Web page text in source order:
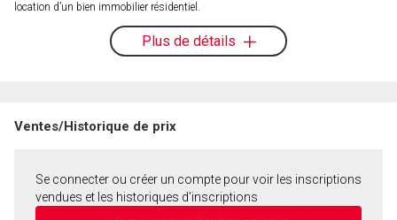
location d’un bien immobilier résidentiel.
Plus de détails
Ventes/Historique de prix
Se connecter ou créer un compte pour voir les inscriptions
vendues et les historiques d'inscriptions